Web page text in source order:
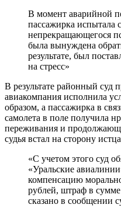
В момент аварийной
пассажирка испытала
непрекращающегося
была вынуждена
результате, был
на стресс»
В результате районный суд
авиакомпания исполнила
образом, а пассажирка в
самолета в поле получила
переживания и
судья встал на сторону
«С учетом этого суд
«Уральские
компенсацию
рублей, штраф в
сказано в сообщении